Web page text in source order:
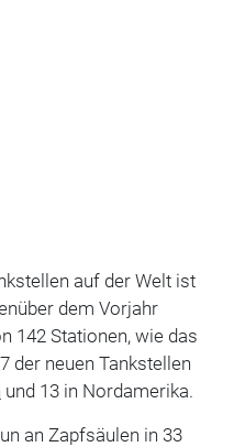
auf der Welt ist
dem Vorjahr
142 Stationen, wie das
der neuen Tankstellen
und 13 in Nordamerika.
an Zapfsäulen in 33